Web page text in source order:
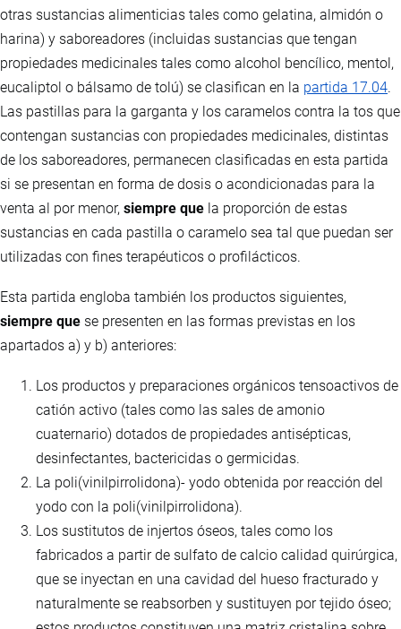
otras sustancias alimenticias tales como gelatina, almidón o
harina) y saboreadores (incluidas sustancias que tengan
propiedades medicinales tales como alcohol bencílico, mentol,
eucaliptol o bálsamo de tolú) se clasifican en la partida 17.04.
Las pastillas para la garganta y los caramelos contra la tos que
contengan sustancias con propiedades medicinales, distintas
de los saboreadores, permanecen clasificadas en esta partida
si se presentan en forma de dosis o acondicionadas para la
venta al por menor, siempre que la proporción de estas
sustancias en cada pastilla o caramelo sea tal que puedan ser
utilizadas con fines terapéuticos o profilácticos.
Esta partida engloba también los productos siguientes,
siempre que se presenten en las formas previstas en los
apartados a) y b) anteriores:
Los productos y preparaciones orgánicos tensoactivos de
catión activo (tales como las sales de amonio
cuaternario) dotados de propiedades antisépticas,
desinfectantes, bactericidas o germicidas.
La poli(vinilpirrolidona)- yodo obtenida por reacción del
yodo con la poli(vinilpirrolidona).
Los sustitutos de injertos óseos, tales como los
fabricados a partir de sulfato de calcio calidad quirúrgica,
que se inyectan en una cavidad del hueso fracturado y
naturalmente se reabsorben y sustituyen por tejido óseo;